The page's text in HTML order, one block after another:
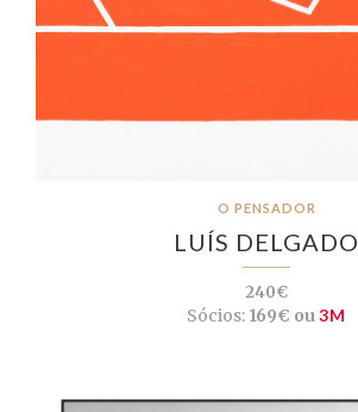
O PENSADOR
LUÍS DELGADO
240€
Sócios: 169€ ou3M